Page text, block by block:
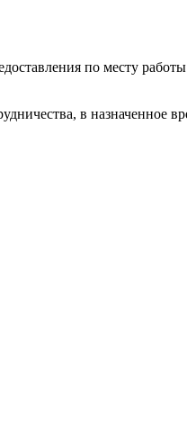
по месту
в назначенное